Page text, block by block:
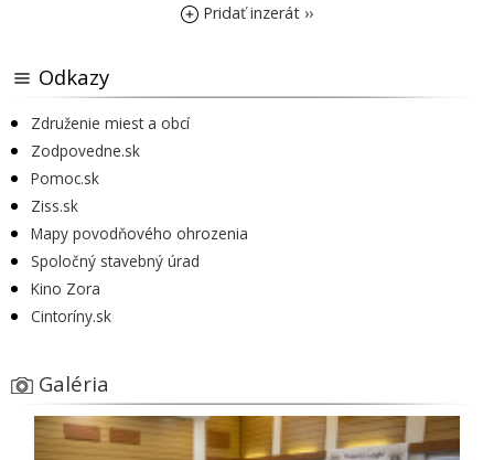
Pridať inzerát ››
Odkazy
Združenie miest a obcí
Zodpovedne.sk
Pomoc.sk
Ziss.sk
Mapy povodňového ohrozenia
Spoločný stavebný úrad
Kino Zora
Cintoríny.sk
Galéria